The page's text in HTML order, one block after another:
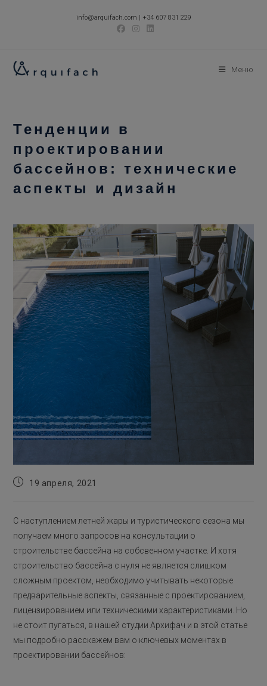
info@arquifach.com | +34 607 831 229
Меню
Тенденции в
проектировании
бассейнов: технические
аспекты и дизайн
Запись19 апреля, 2021
С наступлением летней жары и туристического сезона мы
получаем много запросов на консультации о
строительстве бассейна на собсвенном участке. И хотя
строительство бассейна с нуля не является слишком
сложным проектом, необходимо учитывать некоторые
предварительные аспекты, связанные с проектированием,
лицензированием или техническими характеристиками. Но
не стоит пугаться, в нашей студии Архифач и в этой статье
мы подробно расскажем вам о ключевых моментах в
проектировании бассейнов: